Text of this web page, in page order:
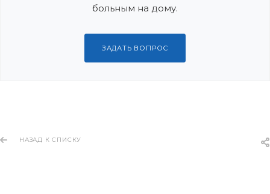
больным на дому.
ЗАДАТЬ ВОПРОС
НАЗАД К СПИСКУ